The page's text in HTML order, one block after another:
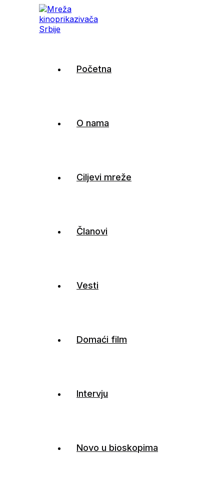
SrbijePočetna
O nama
Ciljevi mreže
Članovi
Vesti
Domaći film
Intervju
Novo u bioskopima